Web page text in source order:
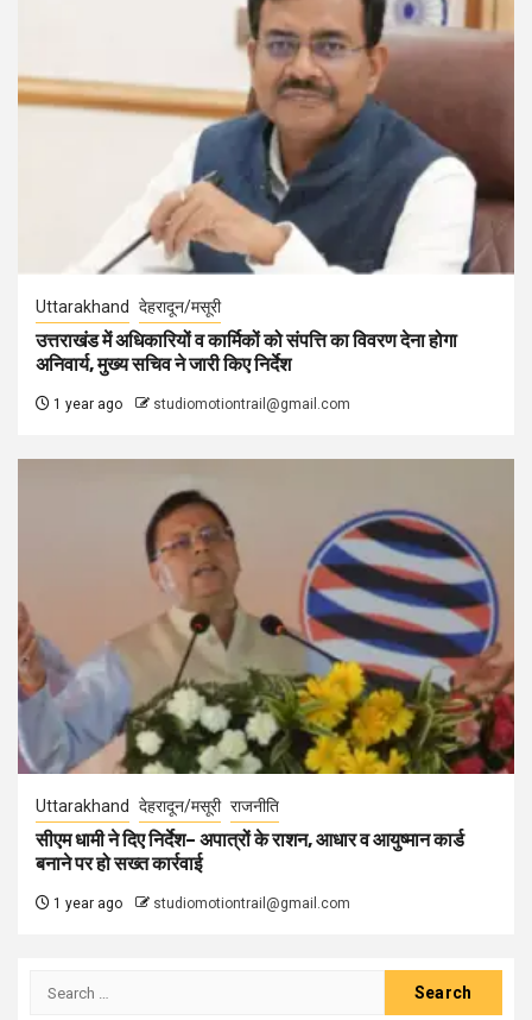
Uttarakhand देहरादून/मसूरी
उत्तराखंड में अधिकारियों व कार्मिकों को संपत्ति का विवरण देना होगा
अनिवार्य, मुख्य सचिव ने जारी किए निर्देश
1 year ago studiomotiontrail@gmail.com
Uttarakhand देहरादून/मसूरी राजनीति
सीएम धामी ने दिए निर्देश– अपात्रों के राशन, आधार व आयुष्मान कार्ड
बनाने पर हो सख्त कार्रवाई
1 year ago studiomotiontrail@gmail.com
Search